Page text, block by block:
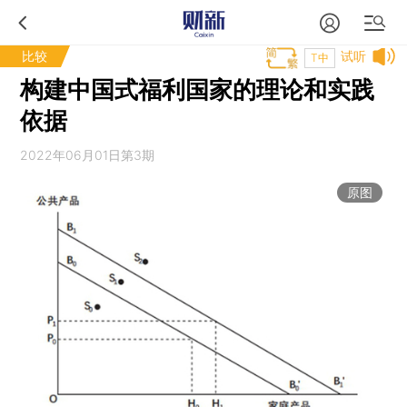
比较 试听
T中
构建中国式福利国家的理论和实践
依据
2022年06月01日第3期
原图